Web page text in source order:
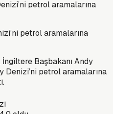
petrol aramalarına
Başbakanı Andy
Denizi’ni petrol aramalarına